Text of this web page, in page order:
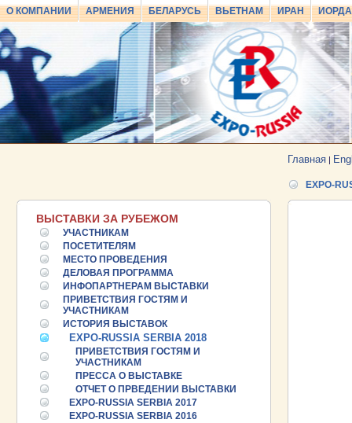
О КОМПАНИИ АРМЕНИЯ БЕЛАРУСЬ ВЬЕТНАМ ИРАН
Главная |
ВЫСТАВКИ ЗА РУБЕЖОМ
УЧАСТНИКАМ
ПОСЕТИТЕЛЯМ
МЕСТО ПРОВЕДЕНИЯ
ДЕЛОВАЯ ПРОГРАММА
ИНФОПАРТНЕРАМ ВЫСТАВКИ
ПРИВЕТСТВИЯ ГОСТЯМ И
УЧАСТНИКАМ
ИСТОРИЯ ВЫСТАВОК
EXPO-RUSSIA SERBIA 2018
ПРИВЕТСТВИЯ ГОСТЯМ И
УЧАСТНИКАМ
ПРЕССА О ВЫСТАВКЕ
ОТЧЕТ О ПРВЕДЕНИИ ВЫСТАВКИ
EXPO-RUSSIA SERBIA 2017
EXPO-RUSSIA SERBIA 2016
25.06.2026 ::Пост-релиз
EXPO-